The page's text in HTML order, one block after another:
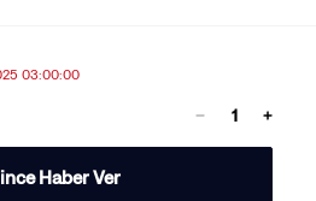
03:00:00
Haber Ver